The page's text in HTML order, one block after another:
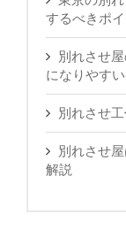
するべきポ
別れさせ
になりやす
別れさせ
別れさせ
解説